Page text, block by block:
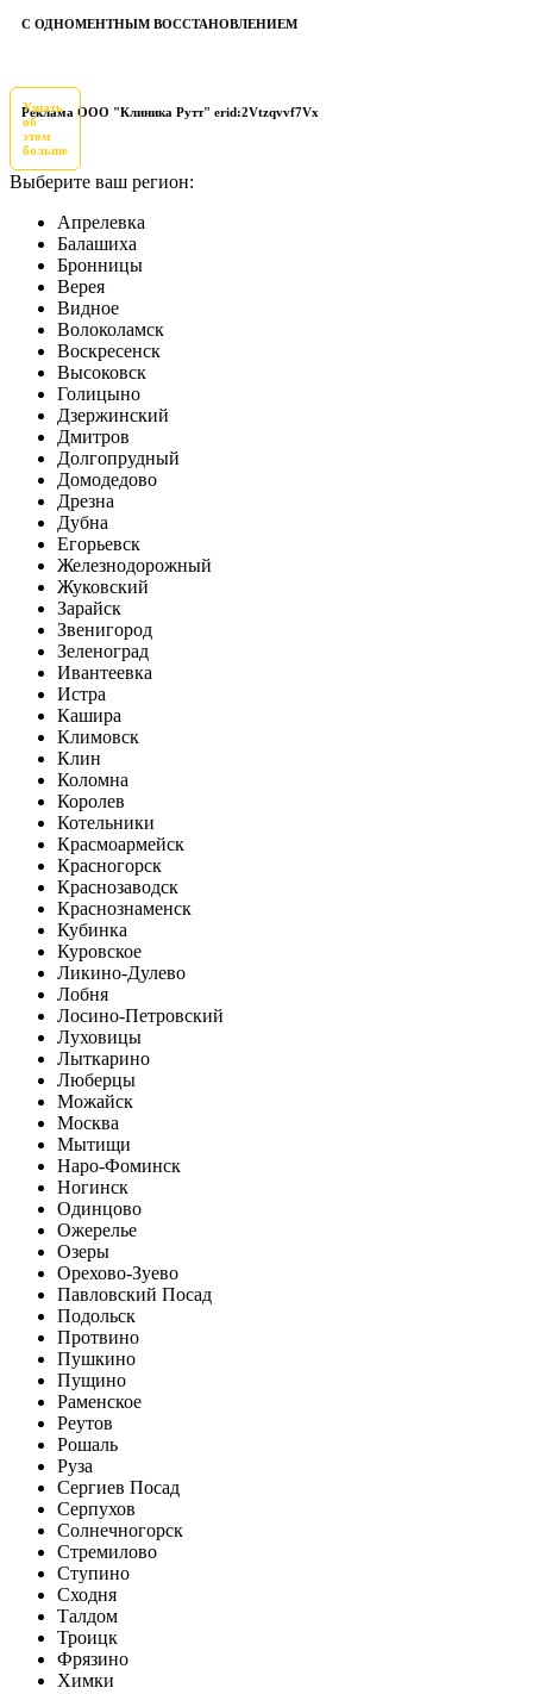
С ОДНОМЕНТНЫМ ВОССТАНОВЛЕНИЕМ
Реклама ООО "Клиника Рутт" erid:2Vtzqvvf7Vx
Узнать
об
этом
больше
Выберите ваш регион:
Апрелевка
Балашиха
Бронницы
Верея
Видное
Волоколамск
Воскресенск
Высоковск
Голицыно
Дзержинский
Дмитров
Долгопрудный
Домодедово
Дрезна
Дубна
Егорьевск
Железнодорожный
Жуковский
Зарайск
Звенигород
Зеленоград
Ивантеевка
Истра
Кашира
Климовск
Клин
Коломна
Королев
Котельники
Красмоармейск
Красногорск
Краснозаводск
Краснознаменск
Кубинка
Куровское
Ликино-Дулево
Лобня
Лосино-Петровский
Луховицы
Лыткарино
Люберцы
Можайск
Москва
Мытищи
Наро-Фоминск
Ногинск
Одинцово
Ожерелье
Озеры
Орехово-Зуево
Павловский Посад
Подольск
Протвино
Пушкино
Пущино
Раменское
Реутов
Рошаль
Руза
Сергиев Посад
Серпухов
Солнечногорск
Стремилово
Ступино
Сходня
Талдом
Троицк
Фрязино
Химки